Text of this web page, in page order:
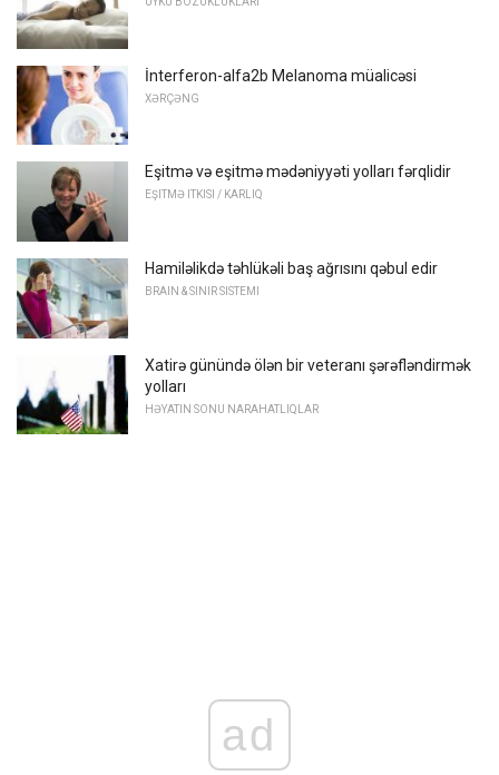
İnterferon-alfa2b Melanoma müalicəsi
XƏRÇƏNG
Eşitmə və eşitmə mədəniyyəti yolları fərqlidir
EŞITMƏ ITKISI / KARLIQ
Hamiləlikdə təhlükəli baş ağrısını qəbul edir
BRAIN & SINIR SISTEMI
Xatirə günündə ölən bir veteranı şərəfləndirmək
yolları
HƏYATIN SONU NARAHATLIQLAR
ad